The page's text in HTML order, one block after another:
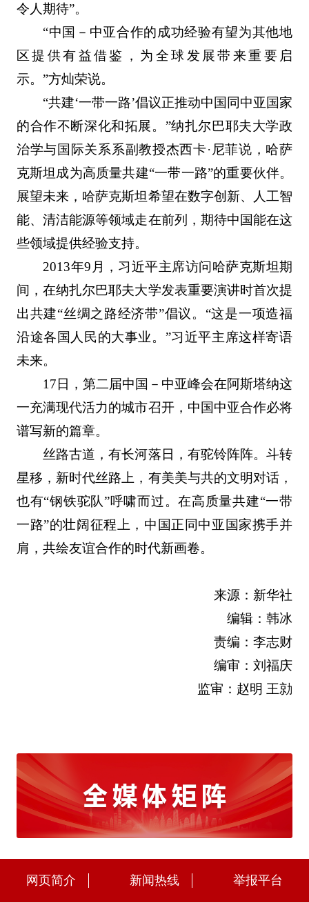
令人期待”。
“中国－中亚合作的成功经验有望为其他地
区提供有益借鉴，为全球发展带来重要启
示。”方灿荣说。
“共建‘一带一路’倡议正推动中国同中亚国家
的合作不断深化和拓展。”纳扎尔巴耶夫大学政
治学与国际关系系副教授杰西卡·尼菲说，哈萨
克斯坦成为高质量共建“一带一路”的重要伙伴。
展望未来，哈萨克斯坦希望在数字创新、人工智
能、清洁能源等领域走在前列，期待中国能在这
些领域提供经验支持。
2013年9月，习近平主席访问哈萨克斯坦期
间，在纳扎尔巴耶夫大学发表重要演讲时首次提
出共建“丝绸之路经济带”倡议。“这是一项造福
沿途各国人民的大事业。”习近平主席这样寄语
未来。
17日，第二届中国－中亚峰会在阿斯塔纳这
一充满现代活力的城市召开，中国中亚合作必将
谱写新的篇章。
丝路古道，有长河落日，有驼铃阵阵。斗转
星移，新时代丝路上，有美美与共的文明对话，
也有“钢铁驼队”呼啸而过。在高质量共建“一带
一路”的壮阔征程上，中国正同中亚国家携手并
肩，共绘友谊合作的时代新画卷。
来源：新华社
编辑：韩冰
责编：李志财
编审：刘福庆
监审：赵明 王勍
网页简介 新闻热线 举报平台